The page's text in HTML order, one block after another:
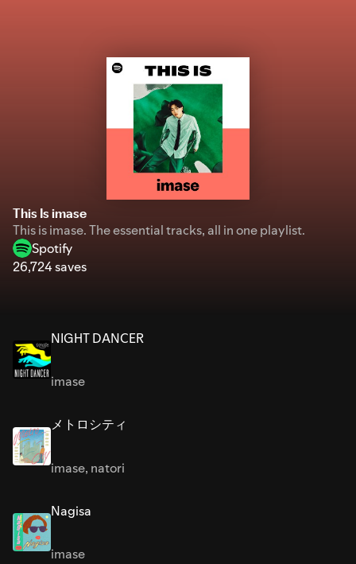
This Is imase
This is imase. The essential tracks, all in one playlist.
Spotify
26,724 saves
NIGHT DANCER
imase
メトロシティ
imase, natori
Nagisa
imase